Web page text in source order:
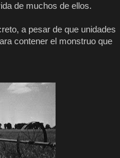
de muchos de ellos.
a pesar de que unidades
contener el monstruo que